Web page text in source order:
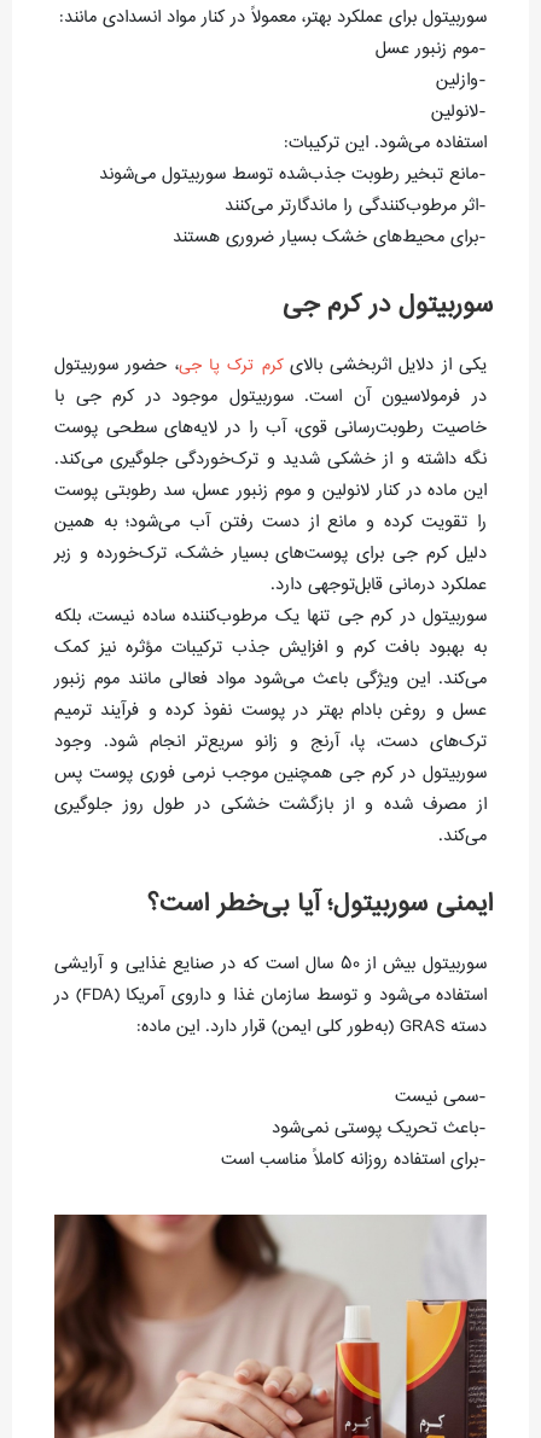
سوربیتول برای عملکرد بهتر، معمولاً در کنار مواد انسدادی مانند:
-موم زنبور عسل
-وازلین
-لانولین
استفاده می‌شود. این ترکیبات:
-مانع تبخیر رطوبت جذب‌شده توسط سوربیتول می‌شوند
-اثر مرطوب‌کنندگی را ماندگارتر می‌کنند
-برای محیط‌های خشک بسیار ضروری هستند
سوربیتول در کرم جی
یکی از دلایل اثربخشی بالایکرم ترک پا جی، حضور سوربیتول
در فرمولاسیون آن است. سوربیتول موجود در کرم جی با
خاصیت رطوبت‌رسانی قوی، آب را در لایه‌های سطحی پوست
نگه داشته و از خشکی شدید و ترک‌خوردگی جلوگیری می‌کند.
این ماده در کنار لانولین و موم زنبور عسل، سد رطوبتی پوست
را تقویت کرده و مانع از دست رفتن آب می‌شود؛ به همین
دلیل کرم جی برای پوست‌های بسیار خشک، ترک‌خورده و زبر
عملکرد درمانی قابل‌توجهی دارد.
سوربیتول در کرم جی تنها یک مرطوب‌کننده ساده نیست، بلکه
به بهبود بافت کرم و افزایش جذب ترکیبات مؤثره نیز کمک
می‌کند. این ویژگی باعث می‌شود مواد فعالی مانند موم زنبور
عسل و روغن بادام بهتر در پوست نفوذ کرده و فرآیند ترمیم
ترک‌های دست، پا، آرنج و زانو سریع‌تر انجام شود. وجود
سوربیتول در کرم جی همچنین موجب نرمی فوری پوست پس
از مصرف شده و از بازگشت خشکی در طول روز جلوگیری
می‌کند.
ایمنی سوربیتول؛ آیا بی‌خطر است؟
سوربیتول بیش از ۵۰ سال است که در صنایع غذایی و آرایشی
استفاده می‌شود و توسط سازمان غذا و داروی آمریکا (FDA) در
دسته GRAS (به‌طور کلی ایمن) قرار دارد. این ماده:
-سمی نیست
-باعث تحریک پوستی نمی‌شود
-برای استفاده روزانه کاملاً مناسب است